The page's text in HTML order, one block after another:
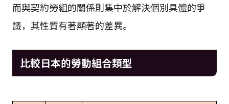
而與契約勞組的關係則集中於解決個別具體的爭
議，其性質有著顯著的差異。
比較日本的勞動組合類型